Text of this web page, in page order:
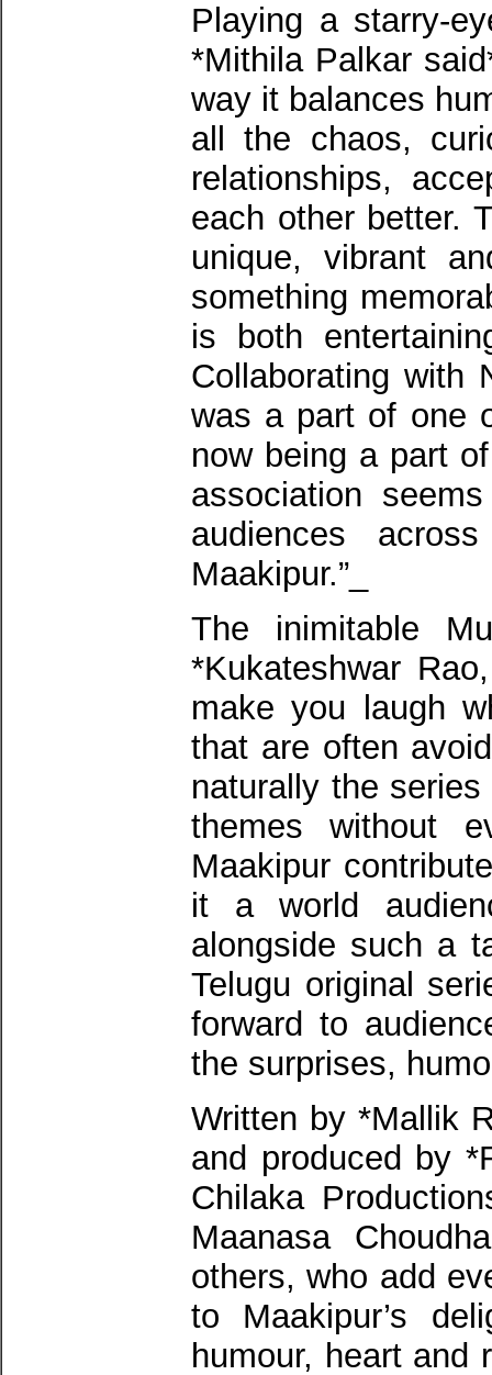
Playing a starry-
*Mithila Palkar
way it balances
all the chaos,
relationships,
each other better.
unique, vibrant
something
is both
Collaborating
was a part of one
now being a part
association
audiences
Maakipur.”_
The inimitable
*Kukateshwar
make you laugh
that are often
naturally the
themes without
Maakipur
it a world
alongside such a
Telugu original
forward to
the surprises,
Written by *Mallik
and produced by
Chilaka
Maanasa
others, who add
to Maakipur’s
humour, heart and